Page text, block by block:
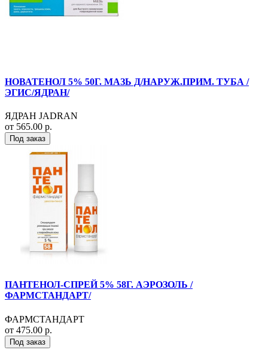
НОВАТЕНОЛ 5% 50Г. МАЗЬ Д/НАРУЖ.ПРИМ. ТУБА /
ЭГИС/ЯДРАН/
ЯДРАН JADRAN
от 565.00 р.
Под заказ
ПАНТЕНОЛ-СПРЕЙ 5% 58Г. АЭРОЗОЛЬ /
ФАРМСТАНДАРТ/
ФАРМСТАНДАРТ
от 475.00 р.
Под заказ